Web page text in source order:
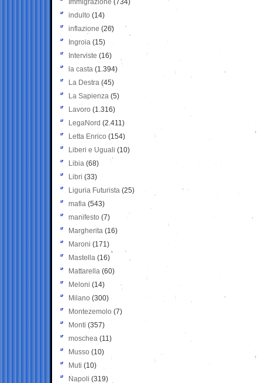
Immigrazione (734)
indulto (14)
inflazione (26)
Ingroia (15)
Interviste (16)
la casta (1.394)
La Destra (45)
La Sapienza (5)
Lavoro (1.316)
LegaNord (2.411)
Letta Enrico (154)
Liberi e Uguali (10)
Libia (68)
Libri (33)
Liguria Futurista (25)
mafia (543)
manifesto (7)
Margherita (16)
Maroni (171)
Mastella (16)
Mattarella (60)
Meloni (14)
Milano (300)
Montezemolo (7)
Monti (357)
moschea (11)
Musso (10)
Muti (10)
Napoli (319)